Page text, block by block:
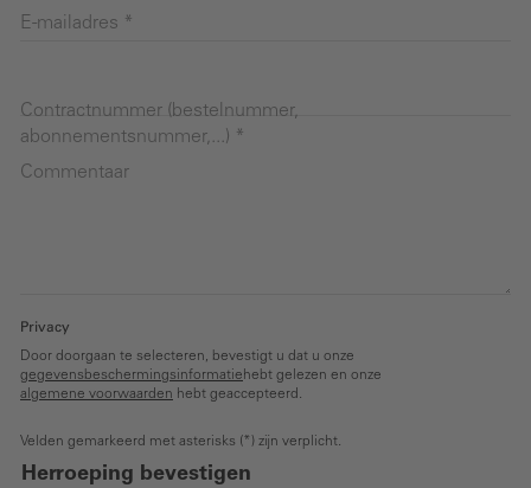
E-mailadres *
Contractnummer (bestelnummer,
abonnementsnummer,...) *
Commentaar
Privacy
Door doorgaan te selecteren, bevestigt u dat u onze
gegevensbeschermingsinformatie hebt gelezen en onze
algemene voorwaarden hebt geaccepteerd.
Velden gemarkeerd met asterisks (*) zijn verplicht.
Herroeping bevestigen